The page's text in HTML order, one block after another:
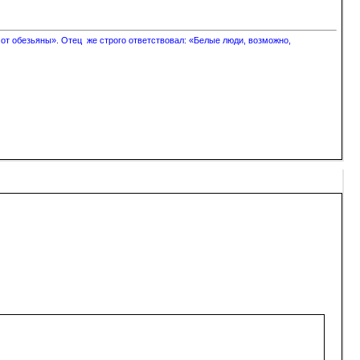
обезьяны». Отец же строго ответствовал: «Белые люди, возможно,